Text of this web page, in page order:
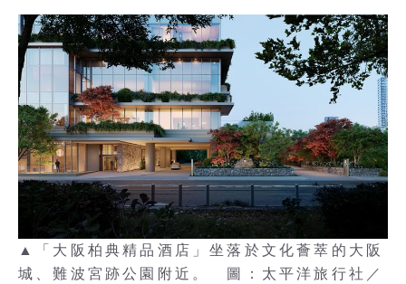
▲「大阪柏典精品酒店」坐落於文化薈萃的大阪
城、難波宮跡公園附近。 圖：太平洋旅行社／